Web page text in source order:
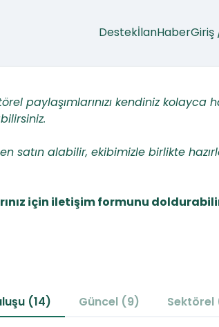
DestekİlanHaberGiriş
paylaşımlarınızı kendinizkolayca
satın alabilir, ekibimizle birlikte
için iletişim formunu
(14) Güncel (9) Sektörel